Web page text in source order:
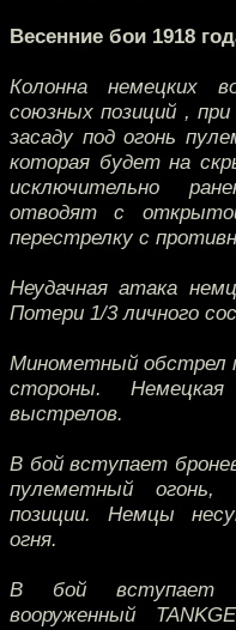
Весенние бои 1918
Колонна немецких
союзных позиций ,
засаду под огонь
которая будет на
исключительно
отводят с
перестрелку с
Неудачная атака
Потери 1/3 личного
Минометный обстрел
стороны.
выстрелов.
В бой вступает
пулеметный огонь,
позиции. Немцы
огня.
В бой вступает
вооруженный